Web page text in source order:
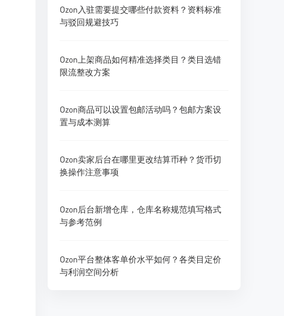
Ozon入驻需要提交哪些付款资料？资料标准
与驳回规避技巧
Ozon上架商品如何精准选择类目？类目选错
限流整改方案
Ozon商品可以设置包邮活动吗？包邮方案设
置与成本测算
Ozon卖家后台在哪里更改结算币种？货币切
换操作注意事项
Ozon后台新增仓库，仓库名称规范填写格式
与参考范例
Ozon平台整体客单价水平如何？各类目定价
与利润空间分析